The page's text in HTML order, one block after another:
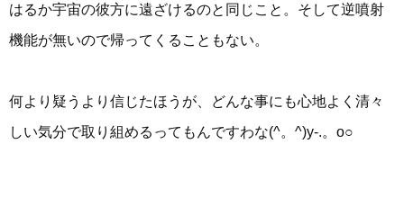
はるか宇宙の彼方に遠ざけるのと同じこと。そして逆噴射
機能が無いので帰ってくることもない。
何より疑うより信じたほうが、どんな事にも心地よく清々
しい気分で取り組めるってもんですわな(^。^)y-.。o○